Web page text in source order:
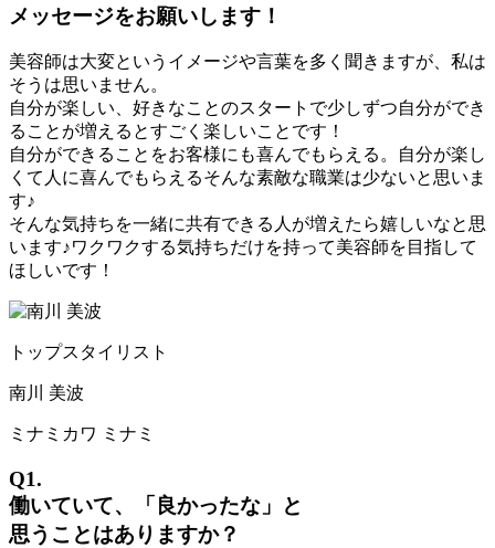
メッセージをお願いします！
美容師は大変というイメージや言葉を多く聞きますが、私は
そうは思いません。
自分が楽しい、好きなことのスタートで少しずつ自分ができ
ることが増えるとすごく楽しいことです！
自分ができることをお客様にも喜んでもらえる。自分が楽し
くて人に喜んでもらえるそんな素敵な職業は少ないと思いま
す♪
そんな気持ちを一緒に共有できる人が増えたら嬉しいなと思
います♪ワクワクする気持ちだけを持って美容師を目指して
ほしいです！
トップスタイリスト
南川 美波
ミナミカワ ミナミ
Q1.
働いていて、「良かったな」と
思うことはありますか？